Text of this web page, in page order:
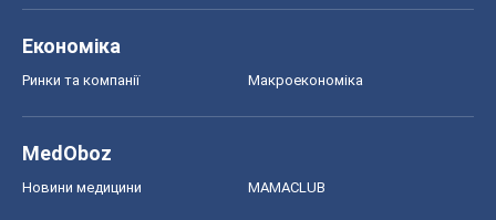
Економіка
Ринки та компанії Макроекономіка
MedOboz
Новини медицини MAMACLUB